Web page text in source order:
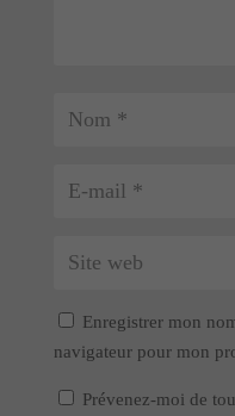
Enregistrer mon
navigateur pour mon
Prévenez-moi de